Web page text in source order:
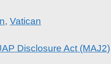
, Vatican
Disclosure Act (MAJ2)